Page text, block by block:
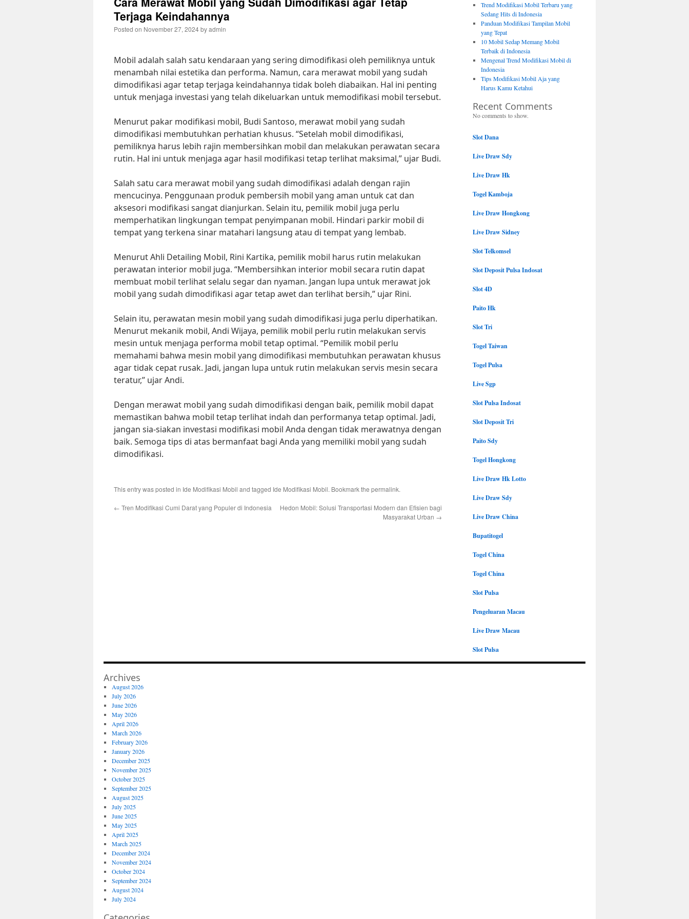
Terjaga Keindahannya
Posted on November 27, 2024byadmin
Mobil adalah salah satu kendaraan yang sering dimodifikasi oleh pemiliknya untuk
menambah nilai estetika dan performa. Namun, cara merawat mobil yang sudah
dimodifikasi agar tetap terjaga keindahannya tidak boleh diabaikan. Hal ini penting
untuk menjaga investasi yang telah dikeluarkan untuk memodifikasi mobil tersebut.
Menurut pakar modifikasi mobil, Budi Santoso, merawat mobil yang sudah
dimodifikasi membutuhkan perhatian khusus. “Setelah mobil dimodifikasi,
pemiliknya harus lebih rajin membersihkan mobil dan melakukan perawatan secara
rutin. Hal ini untuk menjaga agar hasil modifikasi tetap terlihat maksimal,” ujar Budi.
Salah satu cara merawat mobil yang sudah dimodifikasi adalah dengan rajin
mencucinya. Penggunaan produk pembersih mobil yang aman untuk cat dan
aksesori modifikasi sangat dianjurkan. Selain itu, pemilik mobil juga perlu
memperhatikan lingkungan tempat penyimpanan mobil. Hindari parkir mobil di
tempat yang terkena sinar matahari langsung atau di tempat yang lembab.
Menurut Ahli Detailing Mobil, Rini Kartika, pemilik mobil harus rutin melakukan
perawatan interior mobil juga. “Membersihkan interior mobil secara rutin dapat
membuat mobil terlihat selalu segar dan nyaman. Jangan lupa untuk merawat jok
mobil yang sudah dimodifikasi agar tetap awet dan terlihat bersih,” ujar Rini.
Selain itu, perawatan mesin mobil yang sudah dimodifikasi juga perlu diperhatikan.
Menurut mekanik mobil, Andi Wijaya, pemilik mobil perlu rutin melakukan servis
mesin untuk menjaga performa mobil tetap optimal. “Pemilik mobil perlu
memahami bahwa mesin mobil yang dimodifikasi membutuhkan perawatan khusus
agar tidak cepat rusak. Jadi, jangan lupa untuk rutin melakukan servis mesin secara
teratur,” ujar Andi.
Dengan merawat mobil yang sudah dimodifikasi dengan baik, pemilik mobil dapat
memastikan bahwa mobil tetap terlihat indah dan performanya tetap optimal. Jadi,
jangan sia-siakan investasi modifikasi mobil Anda dengan tidak merawatnya dengan
baik. Semoga tips di atas bermanfaat bagi Anda yang memiliki mobil yang sudah
dimodifikasi.
This entry was posted in Ide Modifikasi Mobil and tagged Ide Modifikasi Mobil. Bookmark the permalink.
← Tren Modifikasi Cumi Darat yang Populer di Indonesia
Hedon Mobil: Solusi Transportasi Modern dan Efisien bagi
Masyarakat Urban →
Trend Modifikasi Mobil Terbaru yang
Sedang Hits di Indonesia
Panduan Modifikasi Tampilan Mobil
yang Tepat
10 Mobil Sedap Memang Mobil
Terbaik di Indonesia
Mengenal Trend Modifikasi Mobil di
Indonesia
Tips Modifikasi Mobil Aja yang
Harus Kamu Ketahui
Recent Comments
No comments to show.
Slot Dana
Live Draw Sdy
Live Draw Hk
Togel Kamboja
Live Draw Hongkong
Live Draw Sidney
Slot Telkomsel
Slot Deposit Pulsa Indosat
Slot 4D
Paito Hk
Slot Tri
Togel Taiwan
Togel Pulsa
Live Sgp
Slot Pulsa Indosat
Slot Deposit Tri
Paito Sdy
Togel Hongkong
Live Draw Hk Lotto
Live Draw Sdy
Live Draw China
Bupatitogel
Togel China
Togel China
Slot Pulsa
Pengeluaran Macau
Live Draw Macau
Slot Pulsa
Archives
August 2026
July 2026
June 2026
May 2026
April 2026
March 2026
February 2026
January 2026
December 2025
November 2025
October 2025
September 2025
August 2025
July 2025
June 2025
May 2025
April 2025
March 2025
December 2024
November 2024
October 2024
September 2024
August 2024
July 2024